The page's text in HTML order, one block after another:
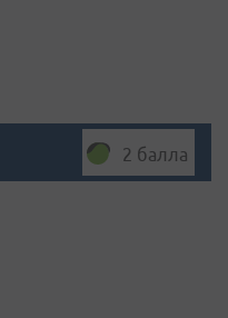
2 балла